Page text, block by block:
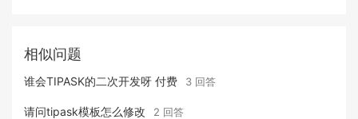
相似问题
谁会TIPASK的二次开发呀 付费 3 回答
请问tipask模板怎么修改 2 回答